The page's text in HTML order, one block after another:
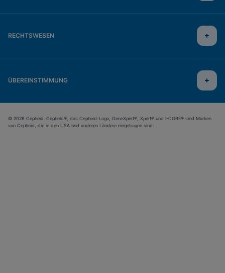
RECHTSWESEN
ÜBEREINSTIMMUNG
© 2026 Cepheid. Cepheid®, das Cepheid-Logo, GeneXpert®, Xpert® und I-CORE® sind Marken
von Cepheid, die in den USA und anderen Ländern eingetragen sind.